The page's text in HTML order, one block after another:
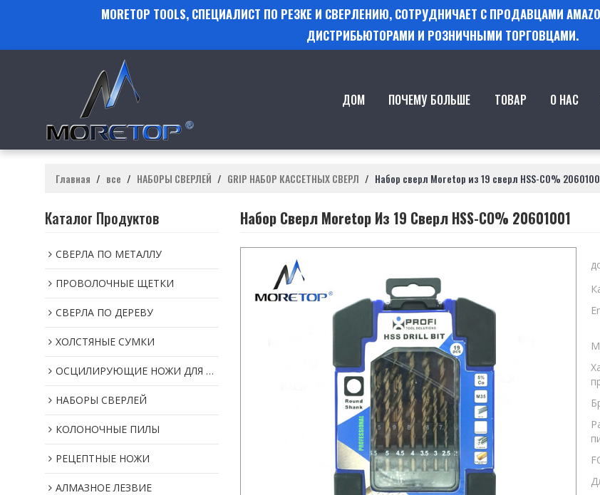
MORETOP TOOLS, СПЕЦИАЛИСТ ПО РЕЗКЕ И СВЕРЛЕНИЮ, СОТРУДНИЧАЕТ С ПРОДАВЦАМИ
ДИСТРИБЬЮТОРАМИ И РОЗНИЧНЫМИ ТОРГОВЦАМИ.
ДОМ ПОЧЕМУ БОЛЬШЕ ТОВАР О НАС
Главная / все / НАБОРЫ СВЕРЛЕЙ / GRIP НАБОР КАССЕТНЫХ СВЕРЛ / Набор сверл Moretop из 19 сверл HSS-CO%
Каталог Продуктов
СВЕРЛА ПО МЕТАЛЛУ
ПРОВОЛОЧНЫЕ ЩЕТКИ
СВЕРЛА ПО ДЕРЕВУ
ХОЛСТЯНЫЕ СУМКИ
ОСЦИЛИРУЮЩИЕ НОЖИ ДЛЯ МУЛЬТИИНСТРУМЕНТОВ
НАБОРЫ СВЕРЛЕЙ
КОЛОНОЧНЫЕ ПИЛЫ
РЕЦЕПТНЫЕ НОЖИ
АЛМАЗНОЕ ЛЕЗВИЕ
Набор Сверл Moretop Из 19 Сверл HSS-CO% 20601001